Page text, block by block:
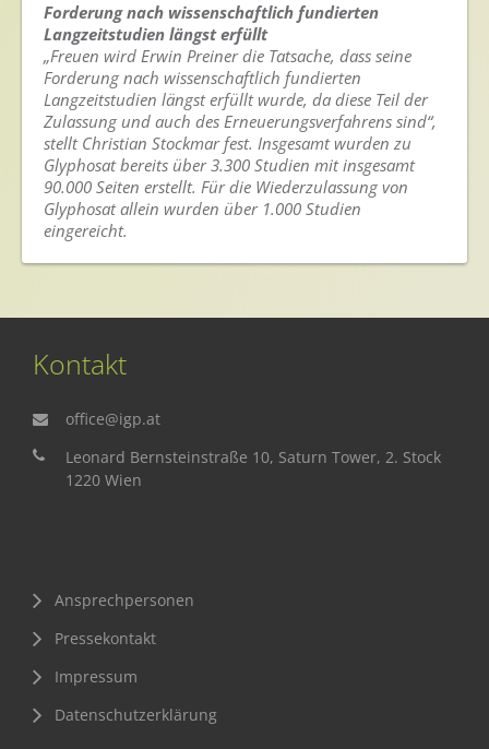
Forderung nach wissenschaftlich fundierten
Langzeitstudien längst erfüllt
„Freuen wird Erwin Preiner die Tatsache, dass seine
Forderung nach wissenschaftlich fundierten
Langzeitstudien längst erfüllt wurde, da diese Teil der
Zulassung und auch des Erneuerungsverfahrens sind“,
stellt Christian Stockmar fest. Insgesamt wurden zu
Glyphosat bereits über 3.300 Studien mit insgesamt
90.000 Seiten erstellt. Für die Wiederzulassung von
Glyphosat allein wurden über 1.000 Studien
eingereicht.
Kontakt
office@igp.at
Leonard Bernsteinstraße 10, Saturn Tower, 2. Stock
1220 Wien
Ansprechpersonen
Pressekontakt
Impressum
Datenschutzerklärung